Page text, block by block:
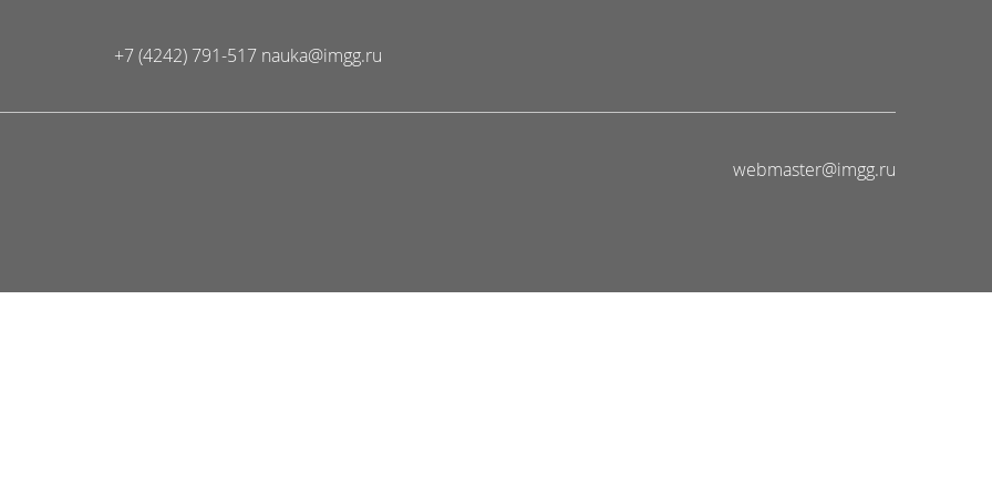
+7 (4242) 791-517